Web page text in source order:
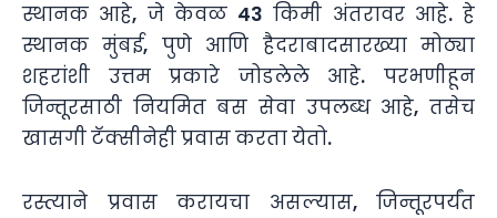
स्थानक आहे, जे केवळ 43 किमी अंतरावर आहे. हे
स्थानक मुंबई, पुणे आणि हैदराबादसारख्या मोठ्या
शहरांशी उत्तम प्रकारे जोडलेले आहे. परभणीहून
जिन्तूरसाठी नियमित बस सेवा उपलब्ध आहे, तसेच
खासगी टॅक्सीनेही प्रवास करता येतो.
रस्त्याने प्रवास करायचा असल्यास, जिन्तूरपर्यंत